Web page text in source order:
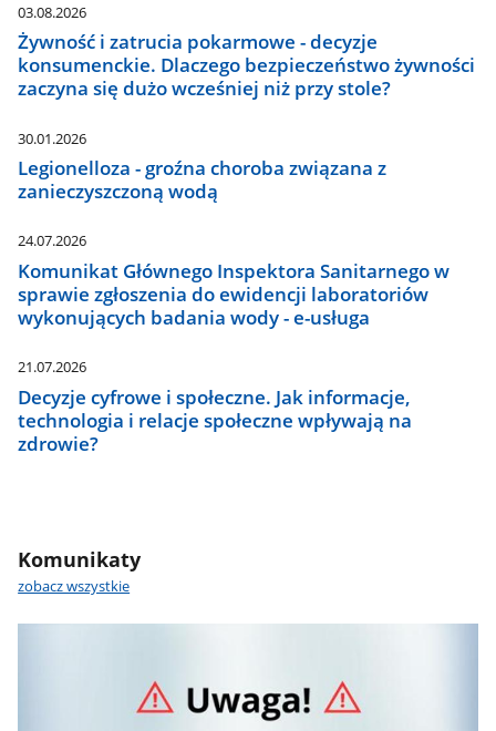
03.08.2026
Żywność i zatrucia pokarmowe - decyzje
konsumenckie. Dlaczego bezpieczeństwo żywności
zaczyna się dużo wcześniej niż przy stole?
30.01.2026
Legionelloza - groźna choroba związana z
zanieczyszczoną wodą
24.07.2026
Komunikat Głównego Inspektora Sanitarnego w
sprawie zgłoszenia do ewidencji laboratoriów
wykonujących badania wody - e-usługa
21.07.2026
Decyzje cyfrowe i społeczne. Jak informacje,
technologia i relacje społeczne wpływają na
zdrowie?
Komunikaty
zobacz wszystkie